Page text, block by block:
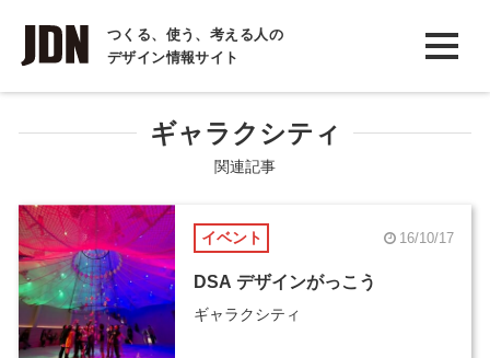
つくる、使う、考える人の
デザイン情報サイト
INTERVIEW
インタビュー
REPORT
COLUMN
コラム
ギャラクシティ
関連記事
イベント 16/10/17
DSA デザインがっこう
ギャラクシティ